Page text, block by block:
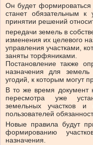
Он будет
станет обязательным к
принятии решений
передачи земель в
изменения их целевого
управления участками,
заняты торфяниками.
Постановление также
назначения для
угодий, к которым могут
В то же время документ
пересмотра уже
земельных участков
пользователей
Новые правила будут
формированию
назначения.